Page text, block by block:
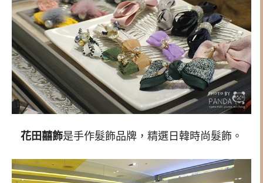
花田囍飾是手作髮飾品牌，精選日韓時尚髮飾。